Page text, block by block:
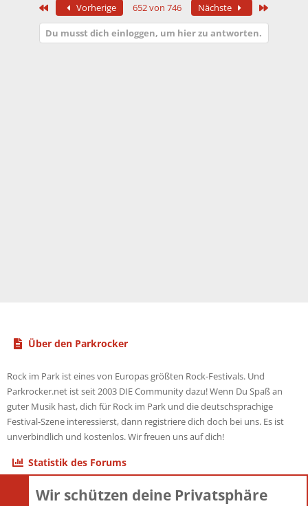
Erste Vorherige 652 von 746 Nächste
Du musst dich einloggen, um hier zu antworten.
Über den Parkrocker
Rock im Park ist eines von Europas größten Rock-Festivals. Und
Parkrocker.net ist seit 2003 DIE Community dazu! Wenn Du Spaß an
guter Musik hast, dich für Rock im Park und die deutschsprachige
Festival-Szene interessierst, dann registriere dich doch bei uns. Es ist
unverbindlich und kostenlos. Wir freuen uns auf dich!
Statistik des Forums
ThemenWir schützen deine Privatsphäre